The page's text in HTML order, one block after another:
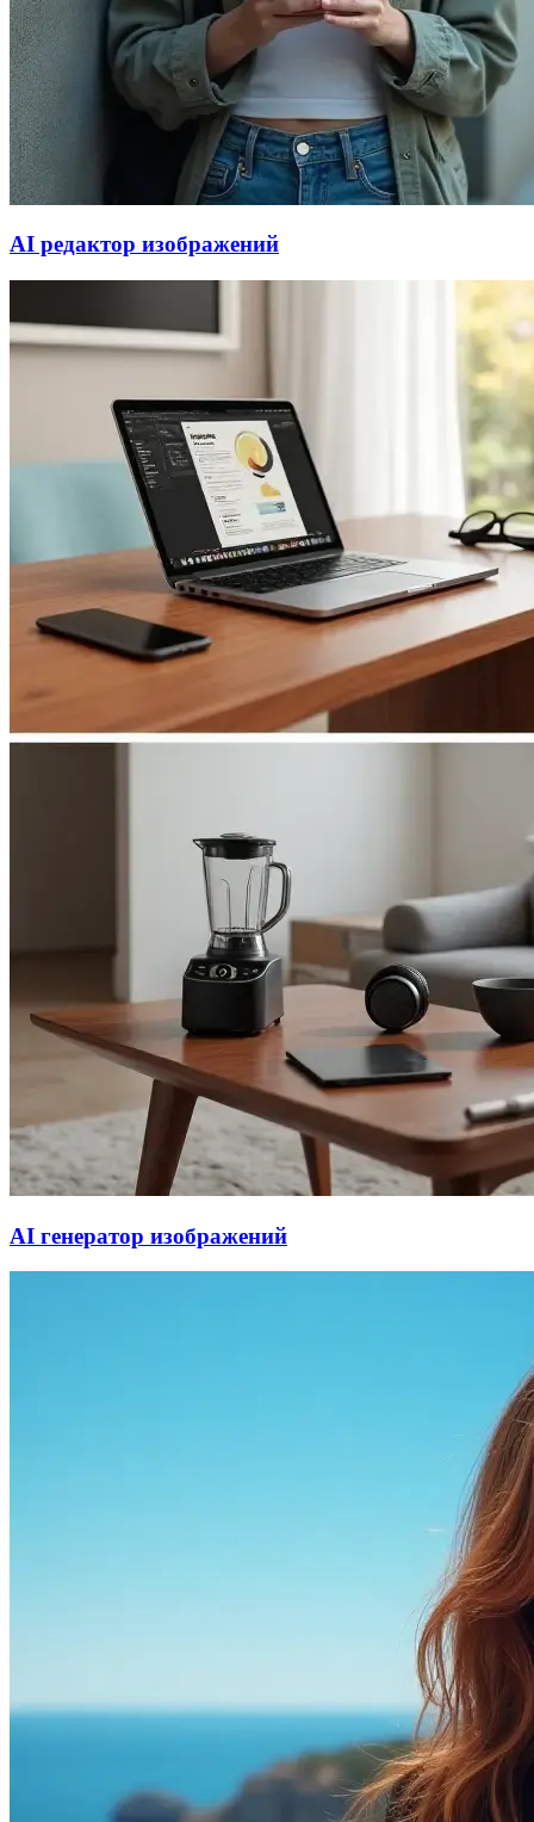
AI редактор изображений
AI генератор изображений